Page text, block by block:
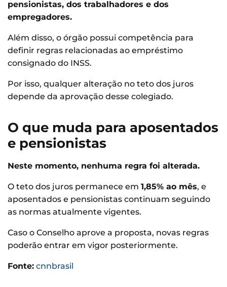
pensionistas, dos trabalhadores e dos
empregadores.
Além disso, o órgão possui competência para
definir regras relacionadas ao empréstimo
consignado do INSS.
Por isso, qualquer alteração no teto dos juros
depende da aprovação desse colegiado.
O que muda para aposentados
e pensionistas
Neste momento, nenhuma regra foi alterada.
O teto dos juros permanece em 1,85% ao mês, e
aposentados e pensionistas continuam seguindo
as normas atualmente vigentes.
Caso o Conselho aprove a proposta, novas regras
poderão entrar em vigor posteriormente.
Fonte: cnnbrasil